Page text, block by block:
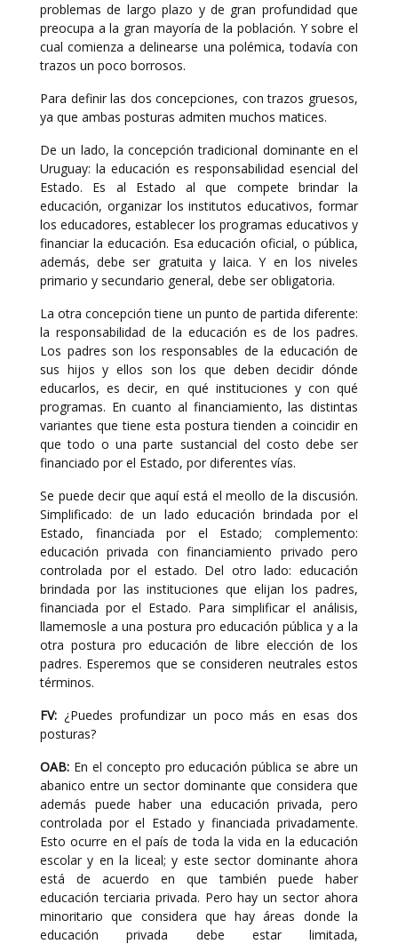
problemas de largo plazo y de gran profundidad que
preocupa a la gran mayoría de la población. Y sobre el
cual comienza a delinearse una polémica, todavía con
trazos un poco borrosos.
Para definir las dos concepciones, con trazos gruesos,
ya que ambas posturas admiten muchos matices.
De un lado, la concepción tradicional dominante en el
Uruguay: la educación es responsabilidad esencial del
Estado. Es al Estado al que compete brindar la
educación, organizar los institutos educativos, formar
los educadores, establecer los programas educativos y
financiar la educación. Esa educación oficial, o pública,
además, debe ser gratuita y laica. Y en los niveles
primario y secundario general, debe ser obligatoria.
La otra concepción tiene un punto de partida diferente:
la responsabilidad de la educación es de los padres.
Los padres son los responsables de la educación de
sus hijos y ellos son los que deben decidir dónde
educarlos, es decir, en qué instituciones y con qué
programas. En cuanto al financiamiento, las distintas
variantes que tiene esta postura tienden a coincidir en
que todo o una parte sustancial del costo debe ser
financiado por el Estado, por diferentes vías.
Se puede decir que aquí está el meollo de la discusión.
Simplificado: de un lado educación brindada por el
Estado, financiada por el Estado; complemento:
educación privada con financiamiento privado pero
controlada por el estado. Del otro lado: educación
brindada por las instituciones que elijan los padres,
financiada por el Estado. Para simplificar el análisis,
llamemosle a una postura pro educación pública y a la
otra postura pro educación de libre elección de los
padres. Esperemos que se consideren neutrales estos
términos.
FV: ¿Puedes profundizar un poco más en esas dos
posturas?
OAB: En el concepto pro educación pública se abre un
abanico entre un sector dominante que considera que
además puede haber una educación privada, pero
controlada por el Estado y financiada privadamente.
Esto ocurre en el país de toda la vida en la educación
escolar y en la liceal; y este sector dominante ahora
está de acuerdo en que también puede haber
educación terciaria privada. Pero hay un sector ahora
minoritario que considera que hay áreas donde la
educación privada debe estar limitada,